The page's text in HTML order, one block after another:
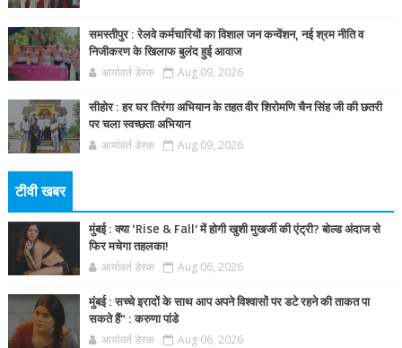
समस्तीपुर : रेलवे कर्मचारियों का विशाल जन कन्वेंशन, नई श्रम नीति व
निजीकरण के खिलाफ बुलंद हुई आवाज
आर्यावर्त डेस्क Aug 09, 2026
सीहोर : हर घर तिरंगा अभियान के तहत वीर शिरोमणि चैन सिंह जी की छतरी
पर चला स्वच्छता अभियान
आर्यावर्त डेस्क Aug 09, 2026
टीवी खबर
मुंबई : क्या ‘Rise & Fall’ में होगी खुशी मुखर्जी की एंट्री? बोल्ड अंदाज से
फिर मचेगा तहलका!
आर्यावर्त डेस्क Aug 06, 2026
मुंबई : सच्चे इरादों के साथ आप अपने विश्वासों पर डटे रहने की ताकत पा
सकते हैं” : करुणा पांडे
आर्यावर्त डेस्क Aug 06, 2026